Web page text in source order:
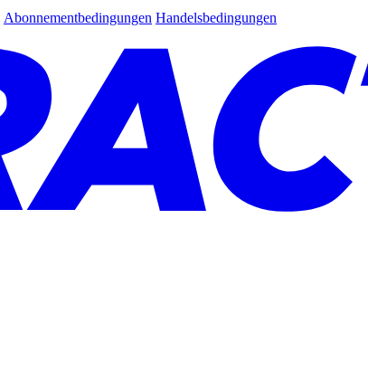
Abonnementbedingungen Handelsbedingungen